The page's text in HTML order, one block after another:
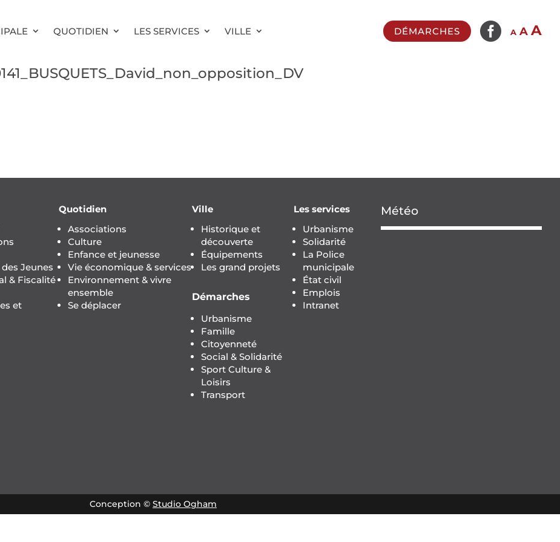
QUOTIDIEN LES SERVICES VILLE DÉMARCHES  A Decrease
A Reset
A
Jeunes
& Fiscalité
et
Quotidien
Associations
Culture
Enfance et jeunesse
Vie économique & services
Environnement & vivre
ensemble
Se déplacer
Ville
Historique et
découverte
Équipements
Les grand projets
Démarches
Urbanisme
Famille
Citoyenneté
Social & Solidarité
Sport Culture &
Loisirs
Transport
Les services
Urbanisme
Solidarité
La Police
municipale
État civil
Emplois
Intranet
Météo
Conception © Studio Ogham